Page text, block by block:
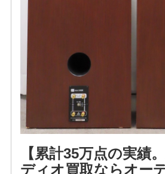
【累計35万点の実績
ディオ買取ならオー